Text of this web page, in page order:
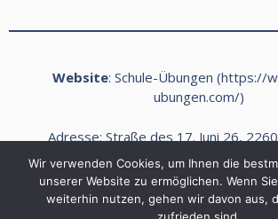
Website: Schule-Übungen (https://
ubungen.com/)
Adresse: Straße des 17. Juni 26,
Deutschland
E-Mail: kontakt@schule-
Telefon: +49 (0) 40 468989 Fax: +49
Wir verwenden Cookies, um Ihnen die
unserer Website zu ermöglichen. Wenn
weiterhin nutzen, gehen wir davon aus,